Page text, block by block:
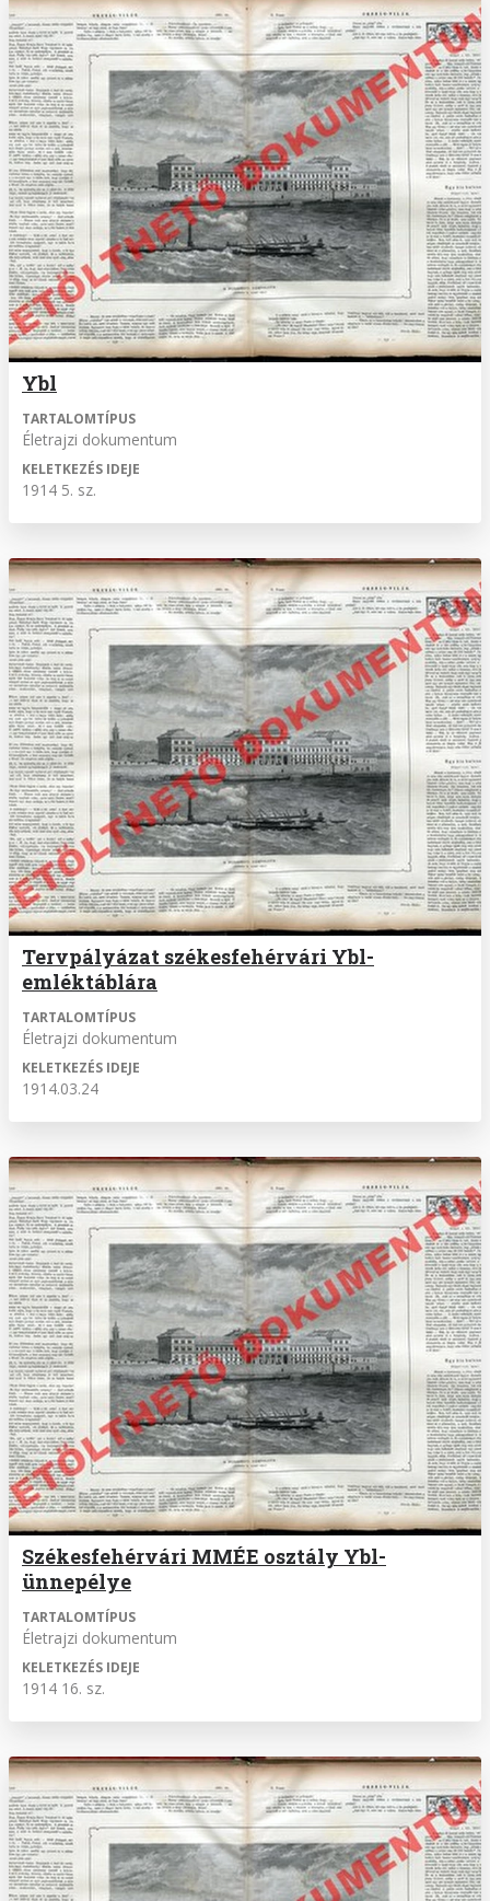
Ybl
TARTALOMTÍPUS
Életrajzi dokumentum
KELETKEZÉS IDEJE
1914 5. sz.
Tervpályázat székesfehérvári Ybl-
emléktáblára
TARTALOMTÍPUS
Életrajzi dokumentum
KELETKEZÉS IDEJE
1914.03.24
Székesfehérvári MMÉE osztály Ybl-
ünnepélye
TARTALOMTÍPUS
Életrajzi dokumentum
KELETKEZÉS IDEJE
1914 16. sz.